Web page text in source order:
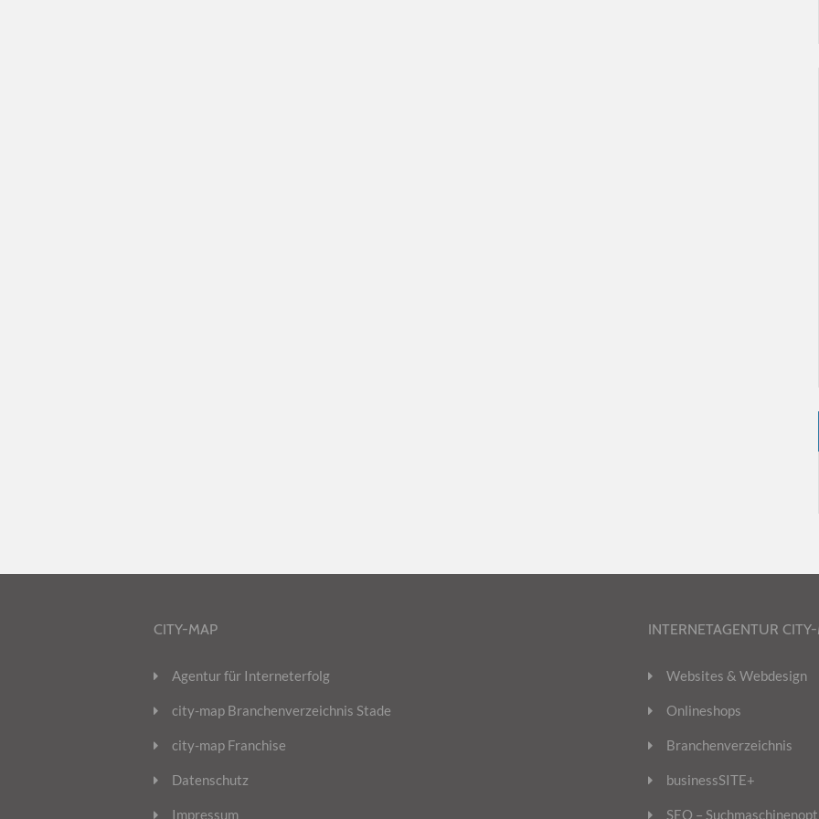
CITY-MAP
Agentur für Interneterfolg
city-map Branchenverzeichnis Stade
city-map Franchise
Datenschutz
Impressum
INTERNETAGENTUR
Websites & Webdesign
Onlineshops
Branchenverzeichnis
businessSITE+
SEO –